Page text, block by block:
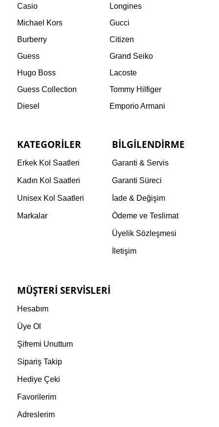
Casio
Longines
Michael Kors
Gucci
Burberry
Citizen
Guess
Grand Seiko
Hugo Boss
Lacoste
Guess Collection
Tommy Hilfiger
Diesel
Emporio Armani
KATEGORILER
Erkek Kol Saatleri
Kadın Kol Saatleri
Unisex Kol Saatleri
Markalar
BILGILENDIRME
Garanti & Servis
Garanti Süreci
İade & Değişim
Ödeme ve Teslimat
Üyelik Sözleşmesi
İletişim
MÜŞTERI SERVISLERI
Hesabım
Üye Ol
Şifremi Unuttum
Sipariş Takip
Hediye Çeki
Favorilerim
Adreslerim